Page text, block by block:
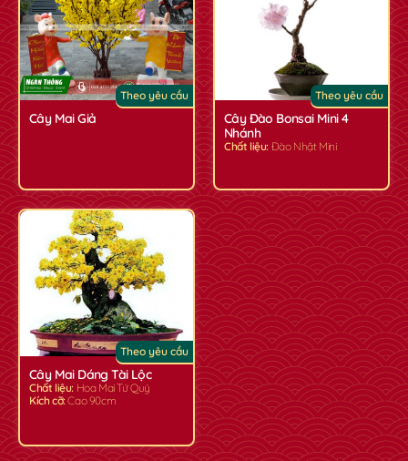
Theo yêu cầu
Cây Mai Giả
Theo yêu cầu
Cây Đào Bonsai Mini 4
Nhánh
Chất liệu: Đào Nhật Mini
Theo yêu cầu
Cây Mai Dáng Tài Lộc
Chất liệu: Hoa Mai Tứ Quý
Kích cỡ: Cao 90cm